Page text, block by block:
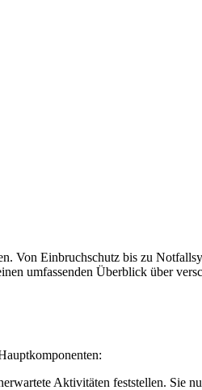
Von Einbruchschutz bis zu
umfassenden Überblick über
Aktivitäten feststellen. Sie